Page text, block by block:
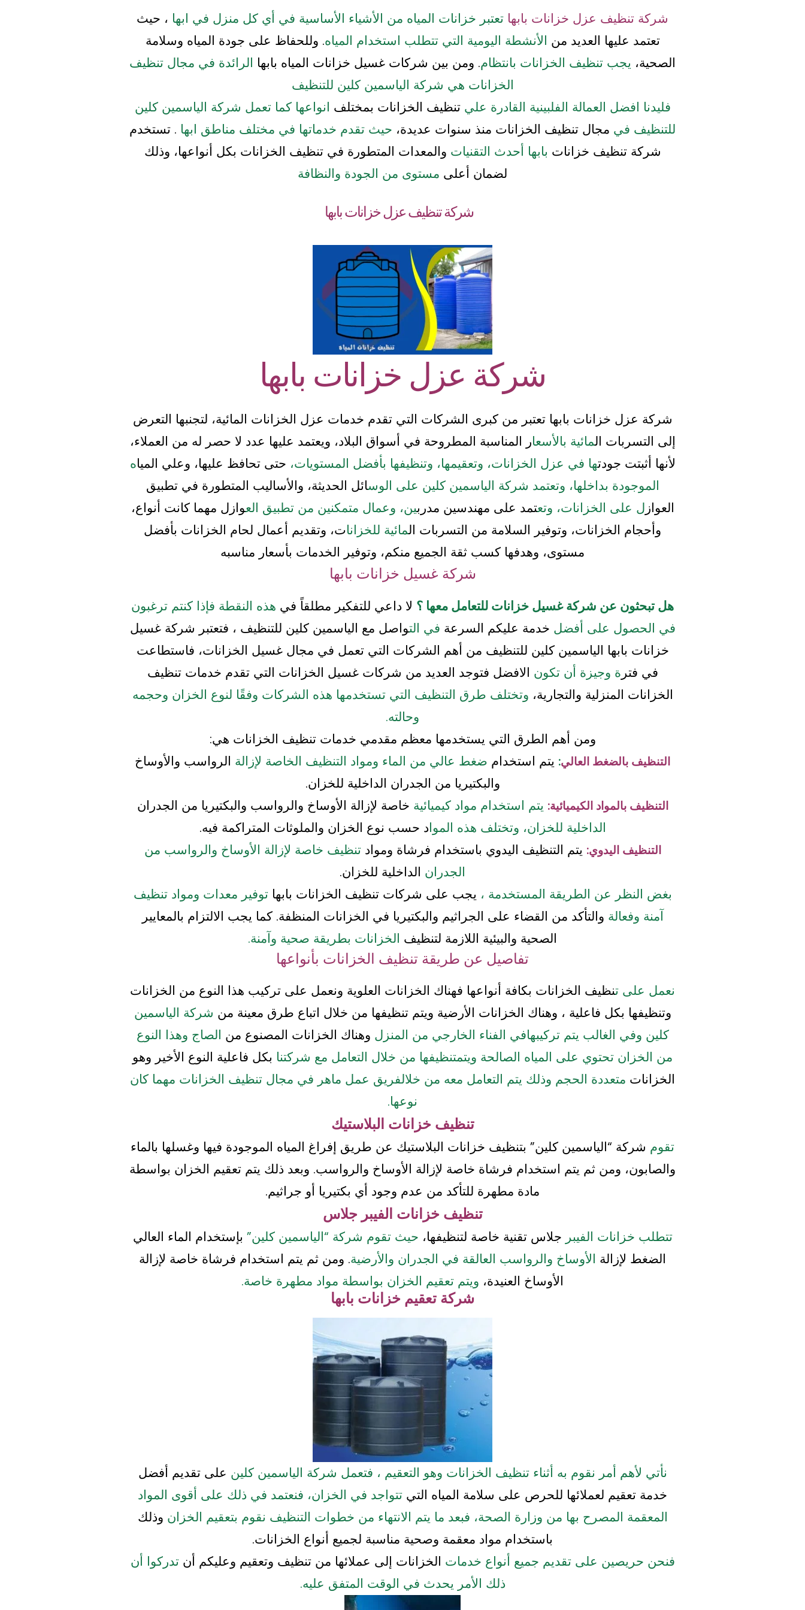
شركة تنظيف عزل خزانات بابها تعتبر خزانات المياه من الأشياء الأساسية في أي كل منزل في ابها ، حيث
تعتمد عليها العديد من الأنشطة اليومية التي تتطلب استخدام المياه. وللحفاظ على جودة المياه وسلامة
الصحية، يجب تنظيف الخزانات بانتظام. ومن بين شركات غسيل خزانات المياه بابها الرائدة في مجال تنظيف
الخزانات هي شركة الياسمين كلين للتنظيف
فليدنا افضل العمالة الفلبينية القادرة علي تنظيف الخزانات بمختلف انواعها كما تعمل شركة الياسمين كلين
للتنظيف في مجال تنظيف الخزانات منذ سنوات عديدة، حيث تقدم خدماتها في مختلف مناطق ابها . تستخدم
شركة تنظيف خزانات بابها أحدث التقنيات والمعدات المتطورة في تنظيف الخزانات بكل أنواعها، وذلك
لضمان أعلى مستوى من الجودة والنظافة
شركة تنظيف عزل خزانات بابها
شركة عزل خزانات بابها
شركة عزل خزانات بابها تعتبر من كبرى الشركات التي تقدم خدمات عزل الخزانات المائية، لتجنبها التعرض
إلى التسربات المائية بالأسعار المناسبة المطروحة في أسواق البلاد، ويعتمد عليها عدد لا حصر له من العملاء،
لأنها أثبتت جودتها في عزل الخزانات، وتعقيمها، وتنظيفها بأفضل المستويات، حتى تحافظ عليها، وعلي المياه
الموجودة بداخلها، وتعتمد شركة الياسمين كلين على الوسائل الحديثة، والأساليب المتطورة في تطبيق
العواز ل على الخزانات، وتعتمد على مهندسين مدربين، وعمال متمكنين من تطبيق العوازل مهما كانت أنواع،
وأحجام الخزانات، وتوفير السلامة من التسربات المائية للخزانات، وتقديم أعمال لحام الخزانات بأفضل
مستوى، وهدفها كسب ثقة الجميع منكم، وتوفير الخدمات بأسعار مناسبه
شركة غسيل خزانات بابها
هل تبحثون عن شركة غسيل خزانات للتعامل معها ؟ لا داعي للتفكير مطلقاً في هذه النقطة فإذا كنتم ترغبون
في الحصول على أفضل خدمة عليكم السرعة في التواصل مع الياسمين كلين للتنظيف ، فتعتبر شركة غسيل
خزانات بابها الياسمين كلين للتنظيف من أهم الشركات التي تعمل في مجال غسيل الخزانات، فاستطاعت
في فتر ة وجيزة أن تكون الافضل فتوجد العديد من شركات غسيل الخزانات التي تقدم خدمات تنظيف
الخزانات المنزلية والتجارية، وتختلف طرق التنظيف التي تستخدمها هذه الشركات وفقًا لنوع الخزان وحجمه
وحالته.
ومن أهم الطرق التي يستخدمها معظم مقدمي خدمات تنظيف الخزانات هي:
التنظيف بالضغط العالي: يتم استخدام ضغط عالي من الماء ومواد التنظيف الخاصة لإزالة الرواسب والأوساخ
والبكتيريا من الجدران الداخلية للخزان.
التنظيف بالمواد الكيميائية: يتم استخدام مواد كيميائية خاصة لإزالة الأوساخ والرواسب والبكتيريا من الجدران
الداخلية للخزان، وتختلف هذه المواد حسب نوع الخزان والملوثات المتراكمة فيه.
التنظيف اليدوي: يتم التنظيف اليدوي باستخدام فرشاة وموادتنظيف خاصة لإزالة الأوساخ والرواسب من
الجدران الداخلية للخزان.
بغض النظر عن الطريقة المستخدمة ، يجب على شركات تنظيف الخزانات بابهاتوفير معدات ومواد تنظيف
آمنة وفعالة والتأكد من القضاء على الجراثيم والبكتيريا في الخزانات المنظفة.كما يجب الالتزام بالمعايير
الصحية والبيئية اللازمة لتنظيف الخزانات بطريقة صحية وآمنة.
تفاصيل عن طريقة تنظيف الخزانات بأنواعها
نعمل على تنظيف الخزانات بكافة أنواعها فهناك الخزانات العلوية ونعمل على تركيب هذا النوع من الخزانات
وتنظيفها بكل فاعلية ، وهناك الخزانات الأرضية ويتم تنظيفها من خلال اتباع طرق معينة من شركة الياسمين
كلين وفي الغالب يتم تركيبهافي الفناء الخارجي من المنزل وهناك الخزانات المصنوع من الصاج وهذا النوع
من الخزان تحتوي على المياه الصالحة ويتمتنظيفها من خلال التعامل مع شركتنا بكل فاعلية النوع الأخير وهو
الخزانات متعددة الحجم وذلك يتم التعامل معه من خلالفريق عمل ماهر في مجال تنظيف الخزانات مهما كان
نوعها.
تنظيف خزانات البلاستيك
تقوم شركة “الياسمين كلين” بتنظيف خزانات البلاستيك عن طريق إفراغ المياه الموجودة فيها وغسلها بالماء
والصابون، ومن ثم يتم استخدام فرشاة خاصة لإزالة الأوساخ والرواسب. وبعد ذلك يتم تعقيم الخزان بواسطة
مادة مطهرة للتأكد من عدم وجود أي بكتيريا أو جراثيم.
تنظيف خزانات الفيبر جلاس
تتطلب خزانات الفيبر جلاس تقنية خاصة لتنظيفها، حيث تقوم شركة “الياسمين كلين” بإستخدام الماء العالي
الضغط لإزالة الأوساخ والرواسب العالقة في الجدران والأرضية. ومن ثم يتم استخدام فرشاة خاصة لإزالة
الأوساخ العنيدة، ويتم تعقيم الخزان بواسطة مواد مطهرة خاصة.
شركة تعقيم خزانات بابها
نأتي لأهم أمر نقوم به أثناء تنظيف الخزانات وهو التعقيم ، فتعمل شركة الياسمين كلين على تقديم أفضل
خدمة تعقيم لعملائها للحرص على سلامة المياه التي تتواجد في الخزان، فنعتمد في ذلك على أقوى المواد
المعقمة المصرح بها من وزارة الصحة، فبعد ما يتم الانتهاء من خطوات التنظيف نقوم بتعقيم الخزان وذلك
باستخدام مواد معقمة وصحية مناسبة لجميع أنواع الخزانات.
فنحن حريصين على تقديم جميع أنواع خدمات الخزانات إلى عملائها من تنظيف وتعقيم وعليكم أن تدركوا أن
ذلك الأمر يحدث في الوقت المتفق عليه.